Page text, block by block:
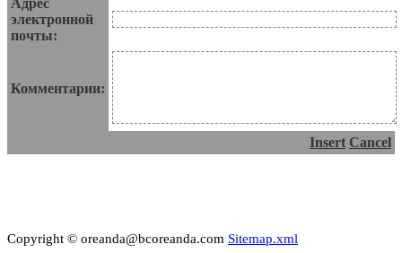
Адрес
электронной
почты:
Комментарии:
Insert Cancel
Copyright © oreanda@bcoreanda.com Sitemap.xml